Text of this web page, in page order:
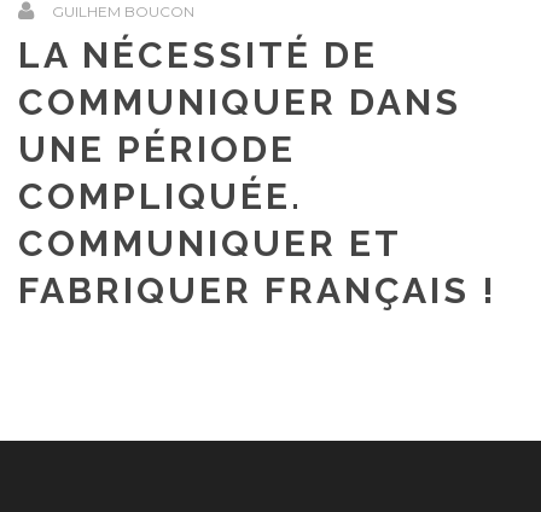
GUILHEM BOUCON
LA NÉCESSITÉ DE
COMMUNIQUER DANS
UNE PÉRIODE
COMPLIQUÉE.
COMMUNIQUER ET
FABRIQUER FRANÇAIS !